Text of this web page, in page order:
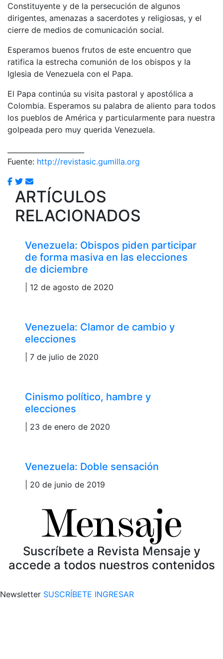
Constituyente y de la persecución de algunos
dirigentes, amenazas a sacerdotes y religiosas, y el
cierre de medios de comunicación social.
Esperamos buenos frutos de este encuentro que
ratifica la estrecha comunión de los obispos y la
Iglesia de Venezuela con el Papa.
El Papa continúa su visita pastoral y apostólica a
Colombia. Esperamos su palabra de aliento para todos
los pueblos de América y particularmente para nuestra
golpeada pero muy querida Venezuela.
Fuente: http://revistasic.gumilla.org
ARTÍCULOS
RELACIONADOS
Venezuela: Obispos piden participar
de forma masiva en las elecciones
de diciembre
| 12 de agosto de 2020
Venezuela: Clamor de cambio y
elecciones
| 7 de julio de 2020
Cinismo político, hambre y
elecciones
| 23 de enero de 2020
Venezuela: Doble sensación
| 20 de junio de 2019
Suscríbete a Revista Mensaje y
accede a todos nuestros contenidos
Newsletter SUSCRÍBETE INGRESAR